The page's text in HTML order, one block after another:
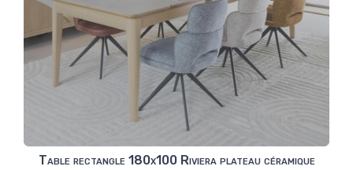
Table rectangle 180x100 Riviera plateau céramique